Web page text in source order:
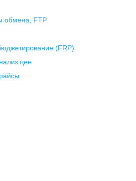
обмена, FTP
(FRP)
цен